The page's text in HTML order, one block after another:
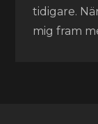
tidigare.
mig fram